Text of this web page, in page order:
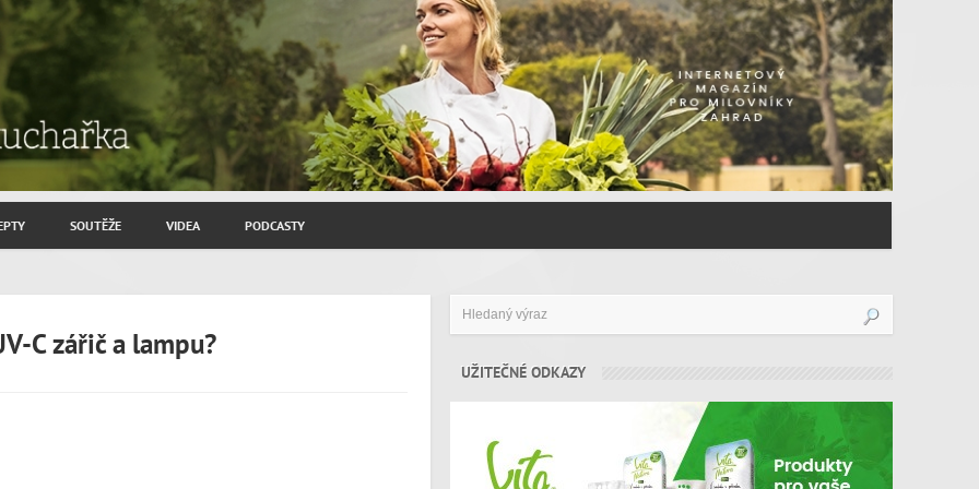
SOUTĚŽE VIDEA PODCASTY
C zářič a lampu?
UŽITEČNÉ ODKAZY